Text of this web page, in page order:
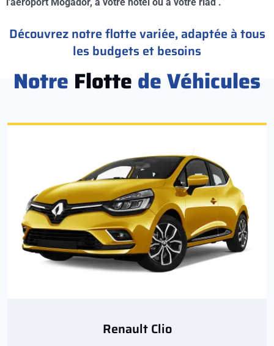
Découvrez notre flotte variée, adaptée à tous
les budgets et besoins
Notre Flotte de Véhicules
Renault Clio